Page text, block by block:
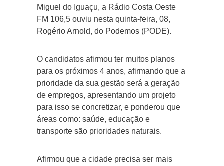
Miguel do Iguaçu, a Rádio Costa Oeste
FM 106,5 ouviu nesta quinta-feira, 08,
Rogério Arnold, do Podemos (PODE).
O candidatos afirmou ter muitos planos
para os próximos 4 anos, afirmando que a
prioridade da sua gestão será a geração
de empregos, apresentando um projeto
para isso se concretizar, e ponderou que
áreas como: saúde, educação e
transporte são prioridades naturais.
Afirmou que a cidade precisa ser mais